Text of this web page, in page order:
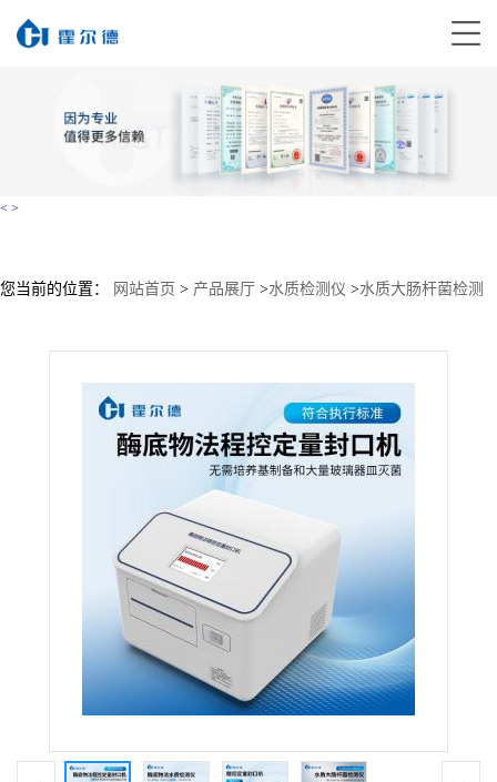
< >
您当前的位置： 网站首页 > 产品展厅 >水质检测仪 >水质大肠杆菌检测